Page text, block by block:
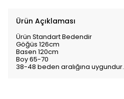
Ürün Açıklaması
Ürün Standart Bedendir
Göğüs 126cm
Basen 120cm
Boy 65-70
38-48 beden aralığına uygundur.